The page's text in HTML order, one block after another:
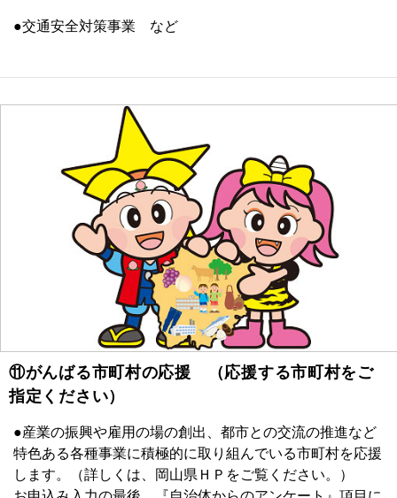
●交通安全対策事業 など
⑪がんばる市町村の応援 （応援する市町村をご
指定ください）
●産業の振興や雇用の場の創出、都市との交流の推進など
特色ある各種事業に積極的に取り組んでいる市町村を応援
します。（詳しくは、岡山県ＨＰをご覧ください。）